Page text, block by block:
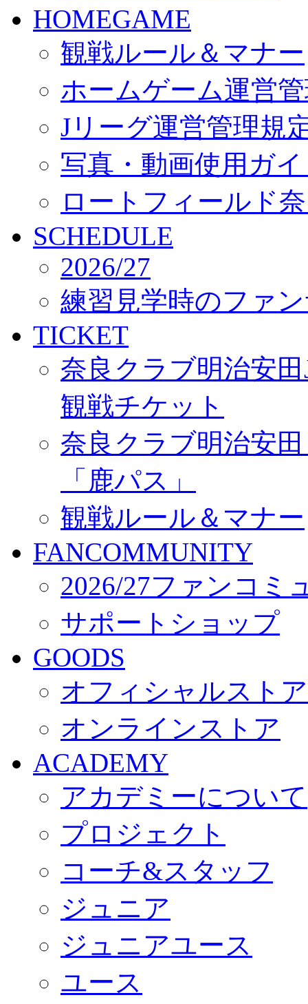
HOMEGAME
観戦ルール＆マナー
ホームゲーム運営
Jリーグ運営管理規
写真・動画使用ガ
ロートフィールド
SCHEDULE
2026/27
練習見学時のファ
TICKET
奈良クラブ明治安
観戦チケット
奈良クラブ明治安
「鹿パス」
観戦ルール＆マナー
FANCOMMUNITY
2026/27ファンコミ
サポートショップ
GOODS
オフィシャルスト
オンラインストア
ACADEMY
アカデミーについて
プロジェクト
コーチ&スタッフ
ジュニア
ジュニアユース
ユース